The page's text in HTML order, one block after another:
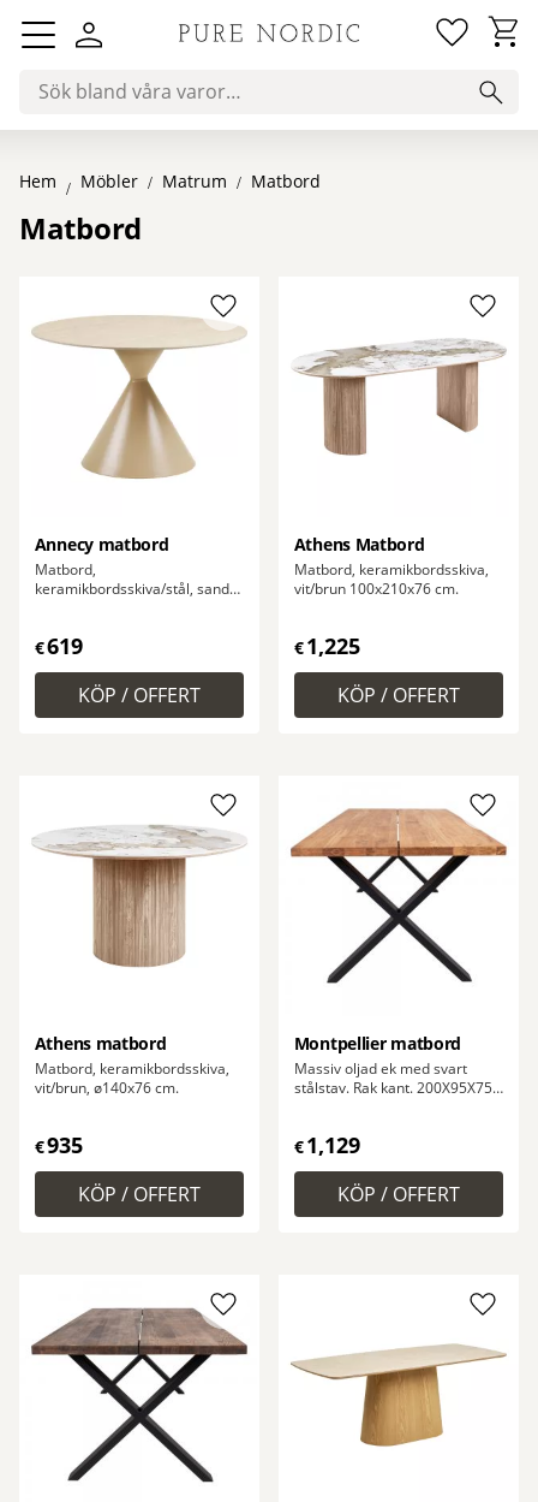
Meny
Hem Möbler Matrum Matbord
Matbord
Annecy matbord
Matbord,
keramikbordsskiva/stål, sand
€619
Lägg till i favoriter
Athens Matbord
Matbord, keramikbordsskiva,
vit/brun 100x210x76 cm.
€1,225
Lägg
Athens matbord
Matbord, keramikbordsskiva,
vit/brun, ø140x76 cm.
€935
Lägg till i favoriter
Montpellier matbord
Massiv oljad ek med svart
stålstav. Rak kant. 200X95X75
€1,129
Lägg
Lägg till i favoriter Lägg